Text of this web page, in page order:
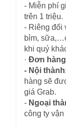
- Miễn phí
trên 1 triệu.
- Riêng đối
bỉm,
khi quý
· Đơn hàng
- Nội
hàng sẽ
giá Grab.
- Ngoại
công ty